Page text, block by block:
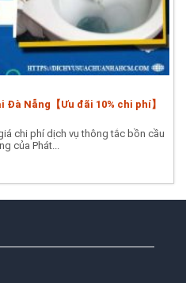
Nẵng【Ưu đãi 10% chi phí】
chi phí dịch vụ thông tắc bồn cầu
của Phát...